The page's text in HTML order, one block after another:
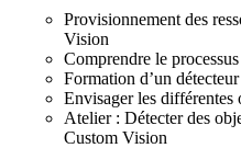
Provisionnement des
Vision
Comprendre le
Formation d’un
Envisager les différentes
Atelier : Détecter des
Custom Vision